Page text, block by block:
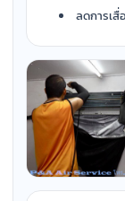
ลดการเสื่